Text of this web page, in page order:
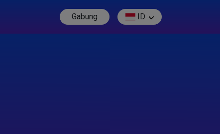
Gabung ID